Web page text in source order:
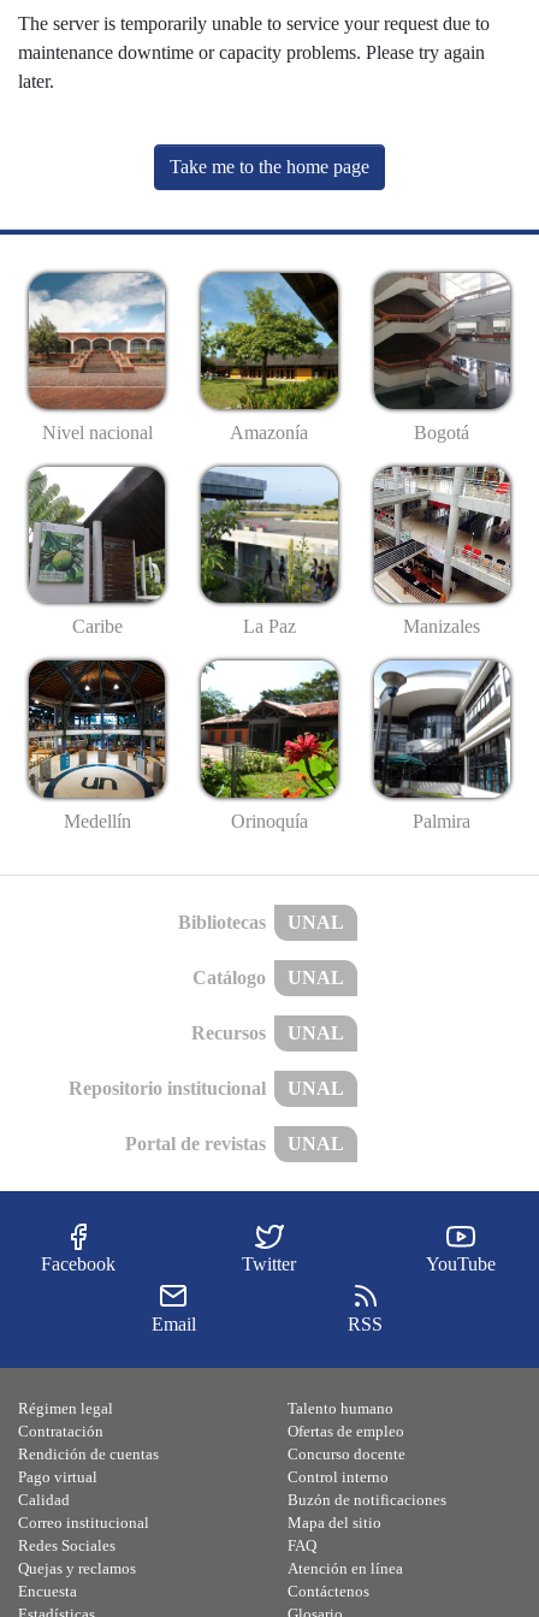
The server is temporarily unable to service your request due to
maintenance downtime or capacity problems. Please try again
later.
Take me to the home page
Nivel nacional Amazonía Bogotá
Caribe La Paz Manizales
Medellín Orinoquía Palmira
Bibliotecas UNAL
Catálogo UNAL
Recursos UNAL
Repositorio institucional UNAL
Portal de revistas UNAL
Facebook Twitter YouTube
Email RSS
Régimen legal
Contratación
Rendición de cuentas
Pago virtual
Calidad
Talento humano
Ofertas de empleo
Concurso docente
Control interno
Buzón de notificaciones
Correo institucional
Redes Sociales
Quejas y reclamos
Encuesta
Mapa del sitio
FAQ
Atención en línea
Contáctenos